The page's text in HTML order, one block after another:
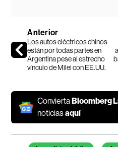
Anterior
Los autos eléctricos chinos
están por todas partes en
Argentina pese al estrecho
vínculo de Milei con EE.UU.
Convierta Bloomberg
noticiasaquí